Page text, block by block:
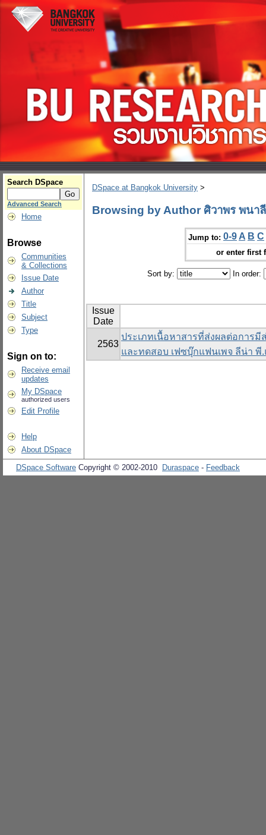
Search DSpace
Advanced Search
Home
Browse
Communities
& Collections
Issue Date
Author
Title
Subject
Type
Sign on to:
Receive email
updates
My DSpace
authorized users
Edit Profile
Help
About DSpace
DSpace at Bangkok University >
Browsing by Author ศิวาพร พนาลี
Jump to: 0-9 A B C
or enter first
Sort by: In order:
Issue
Date
2563
ประเภทเนื้อหาสารที่ส่งผลต่อการ
และทดสอบ เฟซบุ๊กแฟนเพจ ลีน่า พี
DSpace Software Copyright © 2002-2010 Duraspace - Feedback